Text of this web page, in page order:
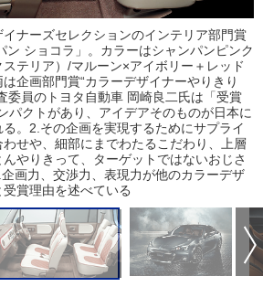
ナーズセレクションのインテリア部門賞
ン ショコラ」。カラーはシャンパンピンク
テリア）/マルーン×アイボリー＋レッド
は企画部門賞“カラーデザイナーやりきり
委員のトヨタ自動車 岡崎良二氏は「受賞
パクトがあり、アイデアそのものが日本に
。2.その企画を実現するためにサプライ
せや、細部にまでわたるこだわり、上層
やりきって、ターゲットではないおじさ
画力、交渉力、表現力が他のカラーデザ
賞理由を述べている